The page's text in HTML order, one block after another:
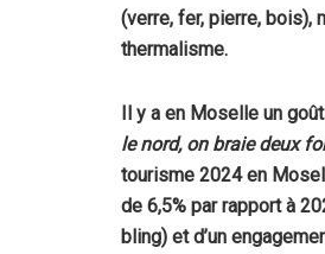
(verre, fer, pierre, bois),
thermalisme.
Il y a en Moselle un
le nord, on braie deux
tourisme 2024 en
de 6,5% par rapport à
bling) et d’un